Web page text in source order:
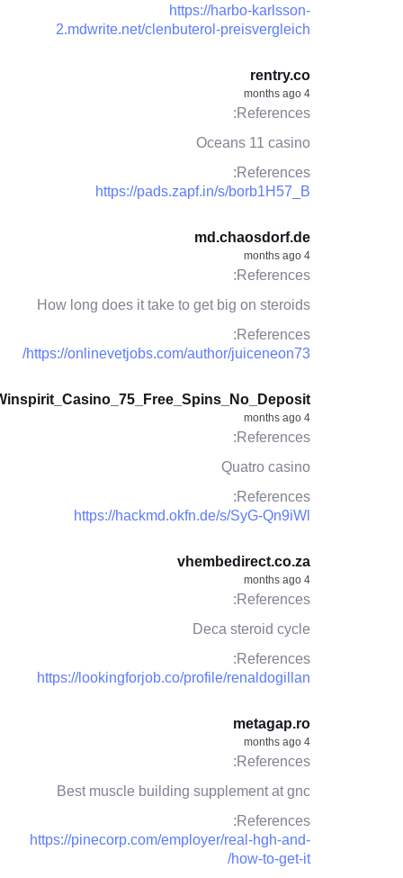
https://harbo-karlsson-
2.mdwrite.net/clenbuterol-preisvergleich
rentry.co
4 months ago
References:
Oceans 11 casino
References:
https://pads.zapf.in/s/borb1H57_B
md.chaosdorf.de
4 months ago
References:
How long does it take to get big on steroids
References:
https://onlinevetjobs.com/author/juiceneon73/
4 months ago
References:
Quatro casino
References:
https://hackmd.okfn.de/s/SyG-Qn9iWl
vhembedirect.co.za
4 months ago
References:
Deca steroid cycle
References:
https://lookingforjob.co/profile/renaldogillan
metagap.ro
4 months ago
References:
Best muscle building supplement at gnc
References:
https://pinecorp.com/employer/real-hgh-and-
how-to-get-it/